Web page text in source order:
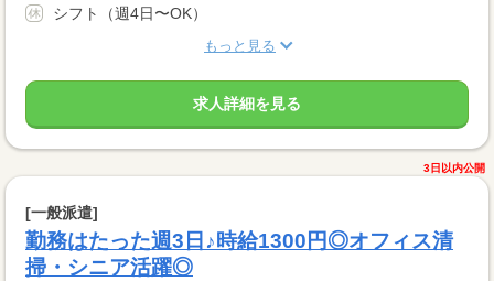
シフト（週4日〜OK）
もっと見る
求人詳細を見る
3日以内公開
[一般派遣]
勤務はたった週3日♪時給1300円◎オフィス清
掃・シニア活躍◎